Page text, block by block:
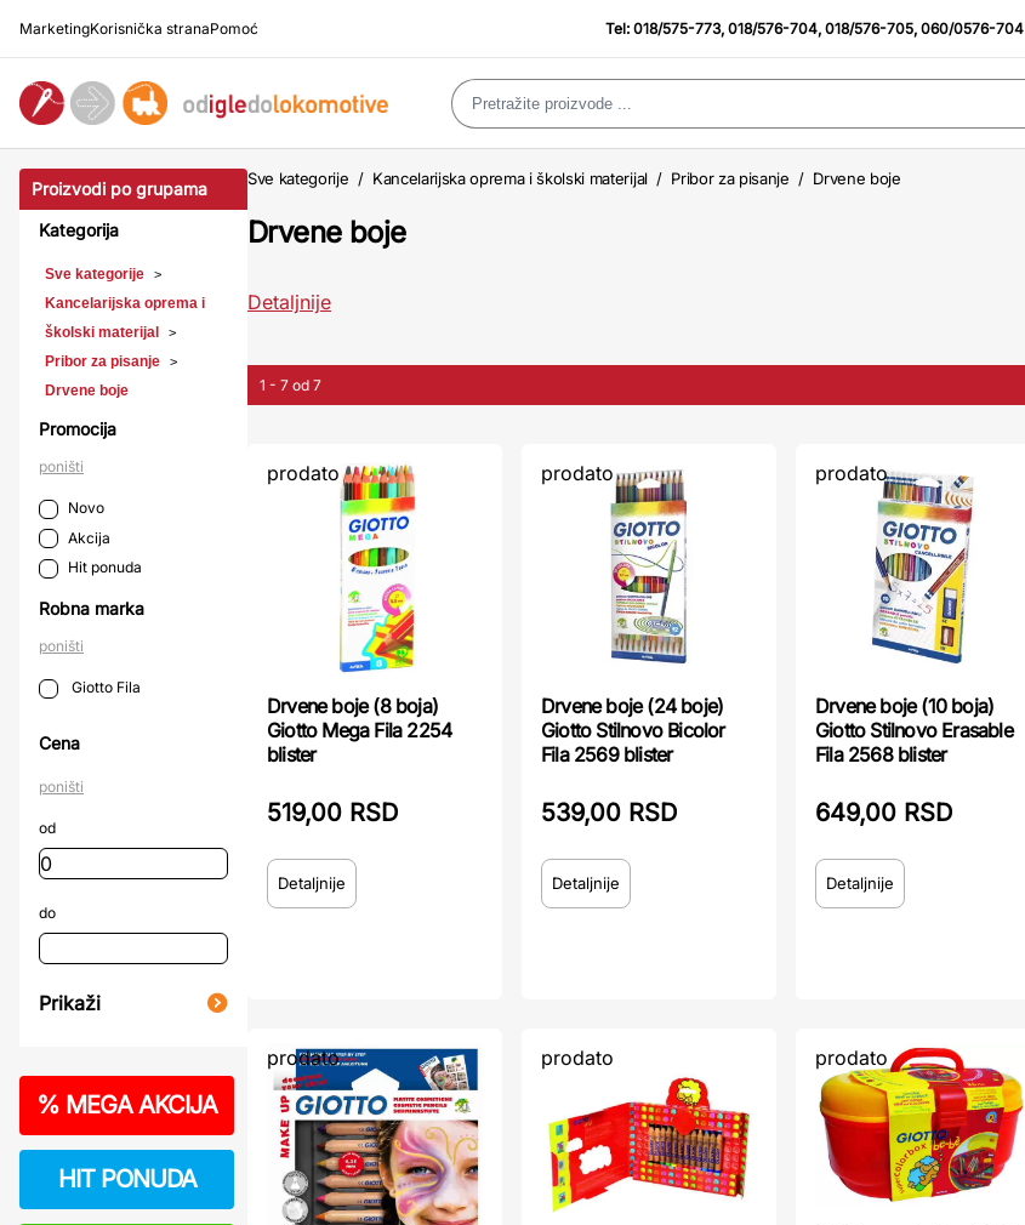
MarketingKorisnička stranaPomoć Tel:018/575-773,018/576-704,018/576-705,060/0576-704
Proizvodi po grupama
Kategorija
Sve kategorije >
Kancelarijska oprema i
školski materijal
>
Pribor za pisanje >
Drvene boje
Promocija
poništi
Novo
Akcija
Hit ponuda
Robna marka
poništi
Giotto Fila
Cena
poništi
od
do
Prikaži
% MEGA AKCIJA
HIT PONUDA
Sve kategorije / Kancelarijska oprema i školski materijal / Pribor za pisanje / Drvene boje
Drvene boje
Detaljnije
1 - 7 od 7
prodato
Drvene boje (8 boja)
Giotto Mega Fila 2254
blister
519,00 RSD
Detaljnije
prodato
Drvene boje (24 boje)
Giotto Stilnovo Bicolor
Fila 2569 blister
539,00 RSD
Detaljnije
prodato
Drvene boje (10 boja)
Giotto Stilnovo Erasable
Fila 2568 blister
649,00 RSD
Detaljnije
prodato prodato prodato